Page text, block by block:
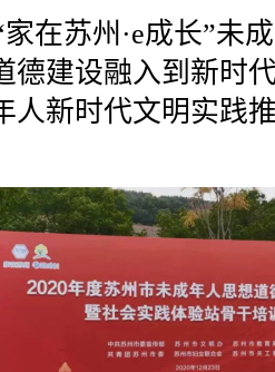
苏州·e成长”未成
德建设融入到新时
人新时代文明实践